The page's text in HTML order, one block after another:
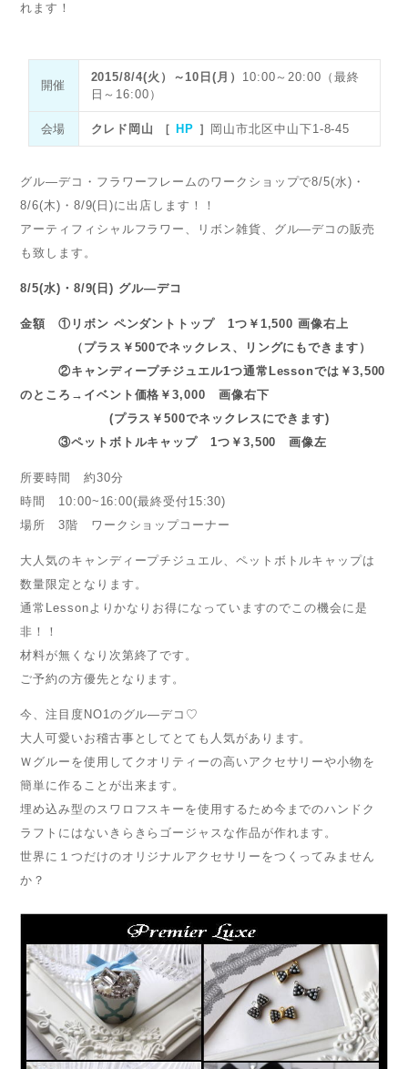
れます！
開催
2015/8/4(火）～10日(月） 10:00～20:00（最終
日～16:00）
会場 クレド岡山 ［ HP ］ 岡山市北区中山下1-8-45
グル―デコ・フラワーフレームのワークショップで8/5(水)・
8/6(木)・8/9(日)に出店します！！
アーティフィシャルフラワー、リボン雑貨、グル―デコの販売
も致します。
8/5(水)・8/9(日) グル―デコ
金額 ①リボン ペンダントトップ 1つ￥1,500 画像右上
（プラス￥500でネックレス、リングにもできます）
②キャンディープチジュエル1つ通常Lessonでは￥3,500
のところ→イベント価格￥3,000 画像右下
(プラス￥500でネックレスにできます)
③ペットボトルキャップ 1つ￥3,500 画像左
所要時間 約30分
時間 10:00~16:00(最終受付15:30)
場所 3階 ワークショップコーナー
大人気のキャンディープチジュエル、ペットボトルキャップは
数量限定となります。
通常Lessonよりかなりお得になっていますのでこの機会に是
非！！
材料が無くなり次第終了です。
ご予約の方優先となります。
今、注目度NO1のグル―デコ♡
大人可愛いお稽古事としてとても人気があります。
Ｗグルーを使用してクオリティーの高いアクセサリーや小物を
簡単に作ることが出来ます。
埋め込み型のスワロフスキーを使用するため今までのハンドク
ラフトにはないきらきらゴージャスな作品が作れます。
世界に１つだけのオリジナルアクセサリーをつくってみません
か？